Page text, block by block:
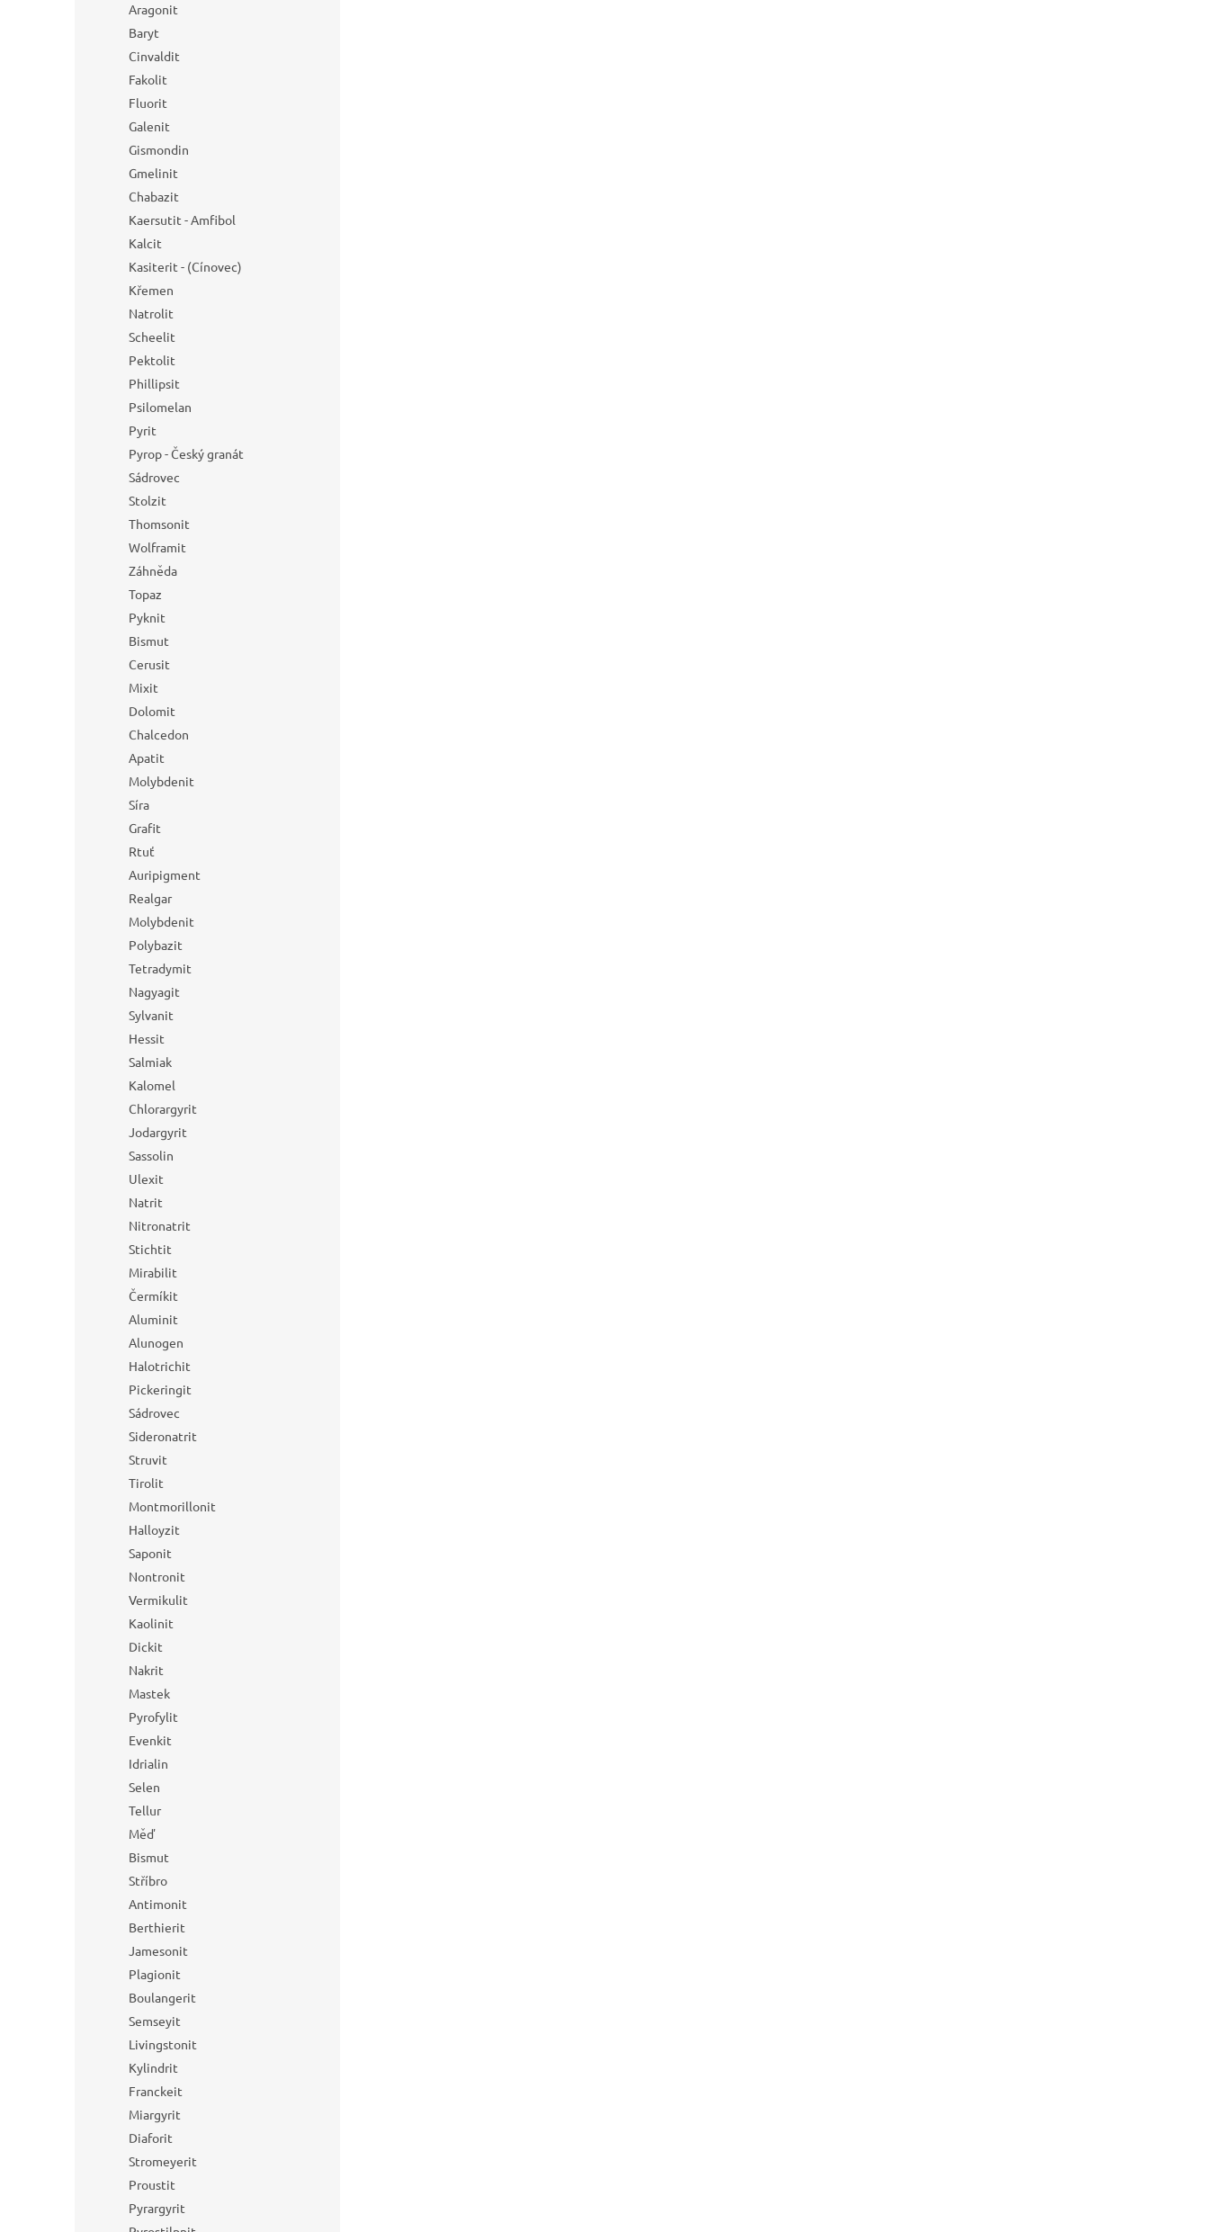
Aragonit
Baryt
Cinvaldit
Fakolit
Fluorit
Galenit
Gismondin
Gmelinit
Chabazit
Kaersutit - Amfibol
Kalcit
Kasiterit - (Cínovec)
Křemen
Natrolit
Scheelit
Pektolit
Phillipsit
Psilomelan
Pyrit
Pyrop - Český granát
Sádrovec
Stolzit
Thomsonit
Wolframit
Záhněda
Topaz
Pyknit
Bismut
Cerusit
Mixit
Dolomit
Chalcedon
Apatit
Molybdenit
Síra
Grafit
Rtuť
Auripigment
Realgar
Molybdenit
Polybazit
Tetradymit
Nagyagit
Sylvanit
Hessit
Salmiak
Kalomel
Chlorargyrit
Jodargyrit
Sassolin
Ulexit
Natrit
Nitronatrit
Stichtit
Mirabilit
Čermíkit
Aluminit
Alunogen
Halotrichit
Pickeringit
Sádrovec
Sideronatrit
Struvit
Tirolit
Montmorillonit
Halloyzit
Saponit
Nontronit
Vermikulit
Kaolinit
Dickit
Nakrit
Mastek
Pyrofylit
Evenkit
Idrialin
Selen
Tellur
Měď
Bismut
Stříbro
Antimonit
Berthierit
Jamesonit
Plagionit
Boulangerit
Semseyit
Livingstonit
Kylindrit
Franckeit
Miargyrit
Diaforit
Stromeyerit
Proustit
Pyrargyrit